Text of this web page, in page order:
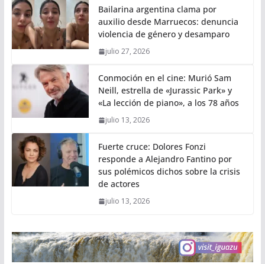
Bailarina argentina clama por
auxilio desde Marruecos: denuncia
violencia de género y desamparo
julio 27, 2026
Conmoción en el cine: Murió Sam
Neill, estrella de «Jurassic Park» y
«La lección de piano», a los 78 años
julio 13, 2026
Fuerte cruce: Dolores Fonzi
responde a Alejandro Fantino por
sus polémicos dichos sobre la crisis
de actores
julio 13, 2026